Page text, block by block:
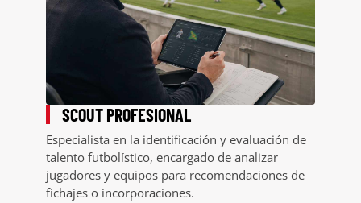
SCOUT PROFESIONAL
Especialista en la identificación y evaluación de
talento futbolístico, encargado de analizar
jugadores y equipos para recomendaciones de
fichajes o incorporaciones.